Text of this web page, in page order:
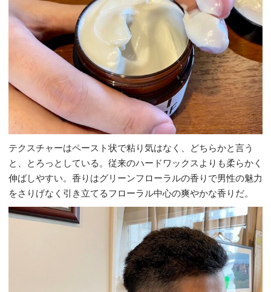
テクスチャーはペースト状で粘り気はなく、どちらかと言う
と、とろっとしている。従来のハードワックスよりも柔らかく
伸ばしやすい。香りはグリーンフローラルの香りで男性の魅力
をさりげなく引き立てるフローラル中心の爽やかな香りだ。